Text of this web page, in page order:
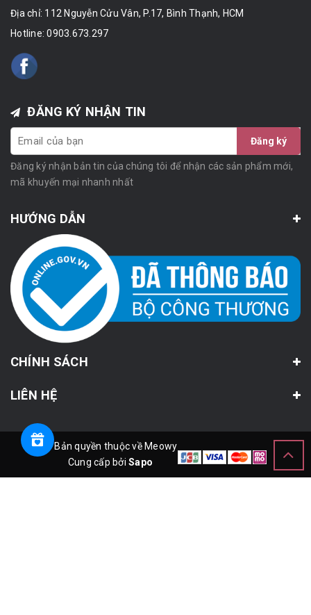
Địa chỉ: 112 Nguyễn Cửu Vân, P.17, Bình Thạnh, HCM
Hotline:0903.673.297
ĐĂNG KÝ NHẬN TIN
Đăng ký
Đăng ký nhận bản tin của chúng tôi để nhận các sản phẩm mới,
mã khuyến mại nhanh nhất
HƯỚNG DẪN
CHÍNH SÁCH
LIÊN HỆ
© Bản quyền thuộc về Meowy
Cung cấp bởiSapo